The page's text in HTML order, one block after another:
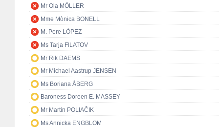
Mr Ola MÖLLER
Mme Mònica BONELL
M. Pere LÓPEZ
Ms Tarja FILATOV
Mr Rik DAEMS
Mr Michael Aastrup JENSEN
Ms Boriana ÅBERG
Baroness Doreen E. MASSEY
Mr Martin POLIAČIK
Ms Annicka ENGBLOM